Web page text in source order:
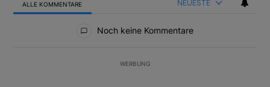
ALLE KOMMENTARE NEUESTE
Noch keine Kommentare
WERBUNG